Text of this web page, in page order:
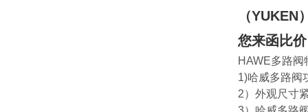
（
您来函比
HAWE多路阀
1)哈威多路阀
2）外观尺寸